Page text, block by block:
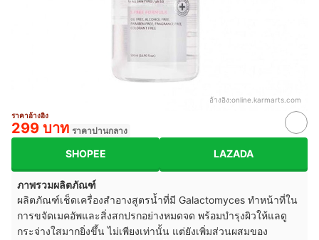
อ้างอิง:online.karmarts.com
ราคาอ้างอิง
299 บาท ราคาปานกลาง
SHOPEE LAZADA
ภาพรวมผลิตภัณฑ์
ผลิตภัณฑ์เช็ดเครื่องสำอางสูตรน้ำที่มี Galactomyces ทำหน้าที่ใน
การขจัดเมคอัพและสิ่งสกปรกอย่างหมดจด พร้อมบำรุงผิวให้แลดู
กระจ่างใสมากยิ่งขึ้น ไม่เพียงเท่านั้น แต่ยังเพิ่มส่วนผสมของ